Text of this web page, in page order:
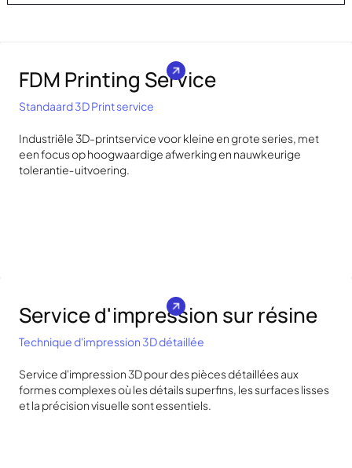
FDM Printing Service
Standaard 3D Print service
Industriële 3D-printservice voor kleine en grote series, met
een focus op hoogwaardige afwerking en nauwkeurige
tolerantie‐uitvoering.
Service d'impression sur résine
Technique d'impression 3D détaillée
Service d'impression 3D pour des pièces détaillées aux
formes complexes où les détails superfins, les surfaces lisses
et la précision visuelle sont essentiels.